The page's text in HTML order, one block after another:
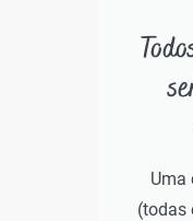
Uma
(todas